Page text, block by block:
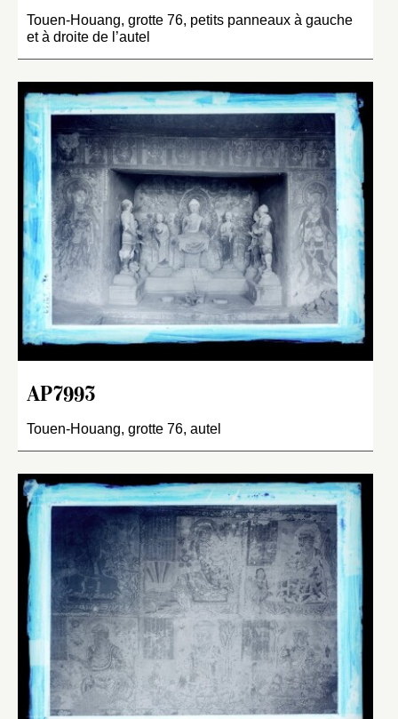
Touen-Houang, grotte 76, petits panneaux à gauche
et à droite de l’autel
AP7993
Touen-Houang, grotte 76, autel